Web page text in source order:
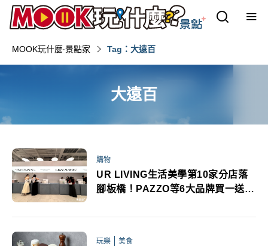
MOOK玩什麼‧景點家 Tag：大遠百
大遠百
購物
UR LIVING生活美學第10家分店落
腳板橋！PAZZO等6大品牌買一送一
玩樂 美食